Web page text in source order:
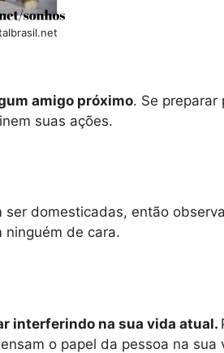
amigo próximo. Se preparar
suas ações.
ser domesticadas, então
ninguém de cara.
interferindo na sua vida atual.
o papel da pessoa na